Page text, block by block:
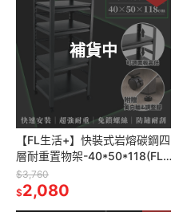
補貨中
【FL生活+】快裝式岩熔碳鋼四
層耐重置物架-40*50*118(FL-
265) 免螺絲 角鋼架 展示架 層
架 廚房層架
$3,760
$2,080